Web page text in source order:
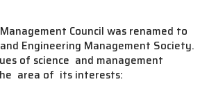
Council was renamed to
Engineering Management Society.
of science and management
area of its interests: